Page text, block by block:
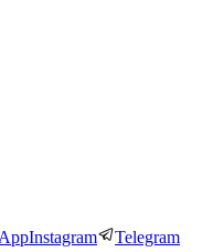
Instagram Telegram